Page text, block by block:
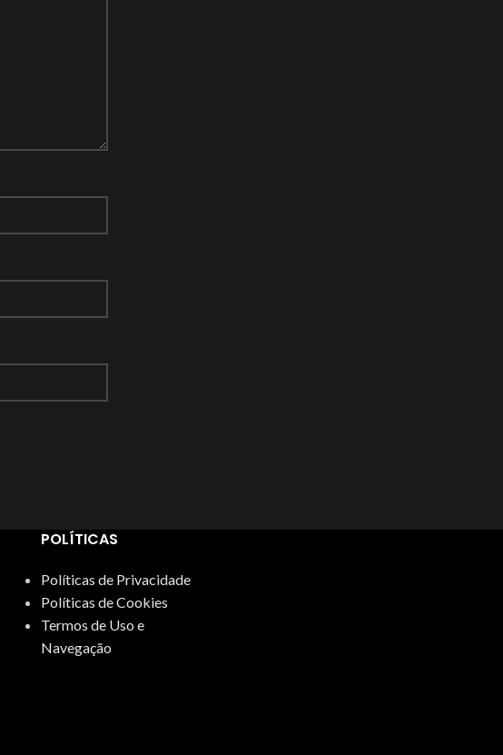
POLÍTICAS
Políticas de Privacidade
Políticas de Cookies
Termos de Uso e
Navegação